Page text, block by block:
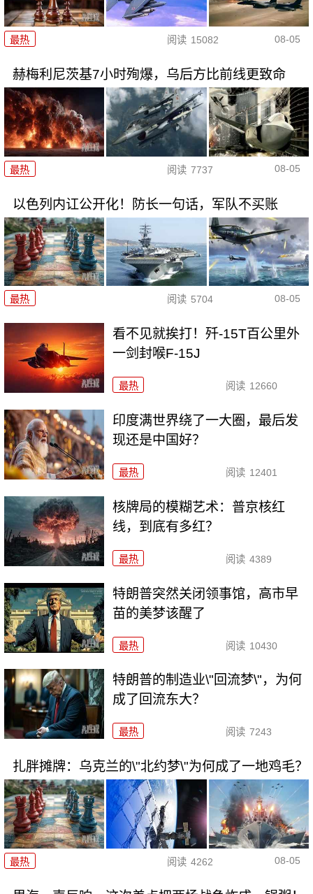
最热 阅读 15082 08-05
赫梅利尼茨基7小时殉爆，乌后方比前线更致命
最热 阅读 7737 08-05
以色列内讧公开化！防长一句话，军队不买账
最热 阅读 5704 08-05
看不见就挨打！歼-15T百公里外
一剑封喉F-15J
最热 阅读 12660
印度满世界绕了一大圈，最后发
现还是中国好？
最热 阅读 12401
核牌局的模糊艺术：普京核红
线，到底有多红？
最热 阅读 4389
特朗普突然关闭领事馆，高市早
苗的美梦该醒了
最热 阅读 10430
特朗普的制造业\"回流梦\"，为何
成了回流东大？
最热 阅读 7243
扎胖摊牌：乌克兰的\"北约梦\"为何成了一地鸡毛？
最热 阅读 4262 08-05